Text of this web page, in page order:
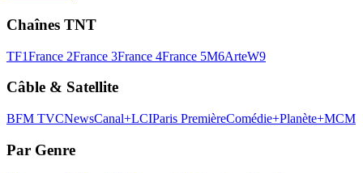
Chaînes TNT
TF1France 2France 3France 4France 5M6ArteW9
Câble & Satellite
BFM TVCNewsCanal+LCIParis PremièreComédie+Planète+MCM
Par Genre